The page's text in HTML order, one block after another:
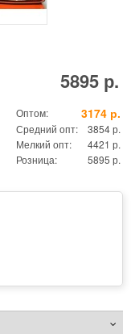
5895 р.
Оптом: 3174 р.
Средний опт:
3854 р.
Мелкий опт:
4421 р.
Розница:
5895 р.